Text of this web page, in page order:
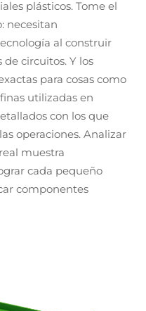
plásticos. Tome el
necesitan
al construir
circuitos. Y los
para cosas como
utilizadas en
con los que
operaciones. Analizar
muestra
cada pequeño
componentes